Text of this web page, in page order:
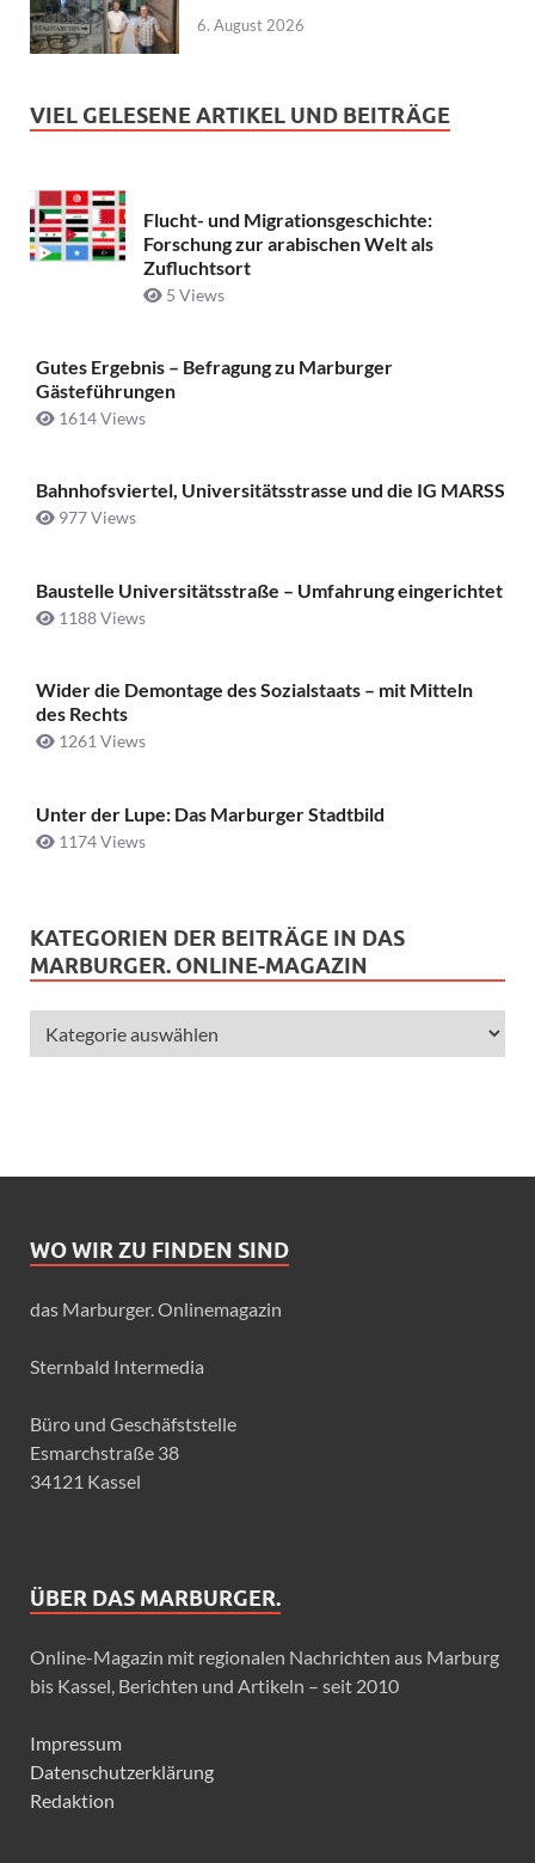
6. August 2026
VIEL GELESENE ARTIKEL UND BEITRÄGE
Flucht- und Migrationsgeschichte:
Forschung zur arabischen Welt als
Zufluchtsort
5 Views
Gutes Ergebnis – Befragung zu Marburger
Gästeführungen
1614 Views
Bahnhofsviertel, Universitätsstrasse und die IG MARSS
977 Views
Baustelle Universitätsstraße ­– Umfahrung eingerichtet
1188 Views
Wider die Demontage des Sozialstaats – mit Mitteln
des Rechts
1261 Views
Unter der Lupe: Das Marburger Stadtbild
1174 Views
KATEGORIEN DER BEITRÄGE IN DAS
MARBURGER. ONLINE-MAGAZIN
WO WIR ZU FINDEN SIND
das Marburger. Onlinemagazin
Sternbald Intermedia
Büro und Geschäfststelle
Esmarchstraße 38
34121 Kassel
ÜBER DAS MARBURGER.
Online-Magazin mit regionalen Nachrichten aus Marburg
bis Kassel, Berichten und Artikeln – seit 2010
Impressum
Datenschutzerklärung
Redaktion